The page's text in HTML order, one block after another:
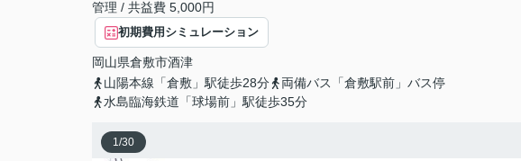
管理 / 共益費 5,000円
初期費用シミュレーション
岡山県倉敷市酒津
山陽本線「倉敷」駅徒歩28分
両備バス「倉敷駅前」バス停
水島臨海鉄道「球場前」駅徒歩35分
1/30